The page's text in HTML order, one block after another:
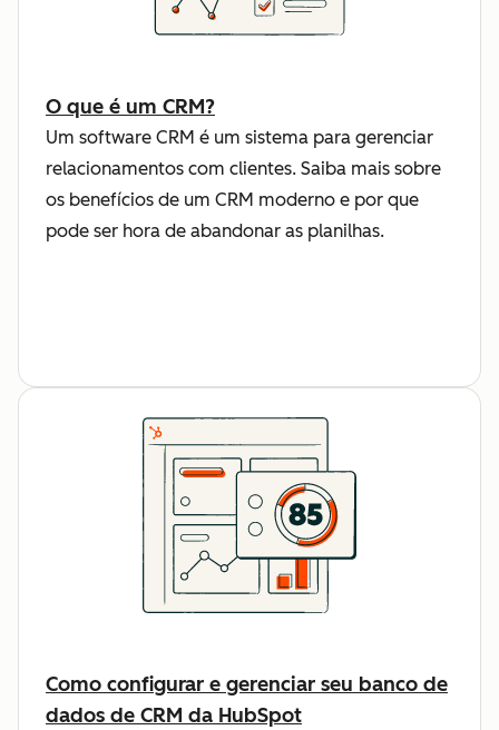
O que é um CRM?
Um software CRM é um sistema para gerenciar
relacionamentos com clientes. Saiba mais sobre
os benefícios de um CRM moderno e por que
pode ser hora de abandonar as planilhas.
Como configurar e gerenciar seu banco de
dados de CRM da HubSpot